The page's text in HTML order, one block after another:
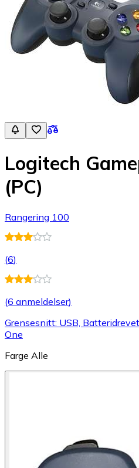
Logitech
(PC)
Rangering 100
(6)
(6 anmeldelser)
Grensesnitt: USB,
One
Farge Alle